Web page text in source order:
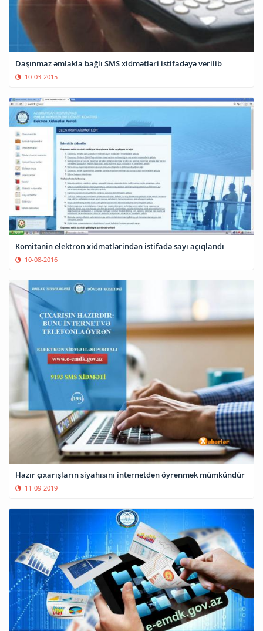
Daşınmaz əmlakla bağlı SMS xidmətləri istifadəyə verilib
10-03-2015
Komitənin elektron xidmətlərindən istifadə sayı açıqlandı
10-08-2016
Hazır çıxarışların siyahısını internetdən öyrənmək mümkündür
11-09-2019